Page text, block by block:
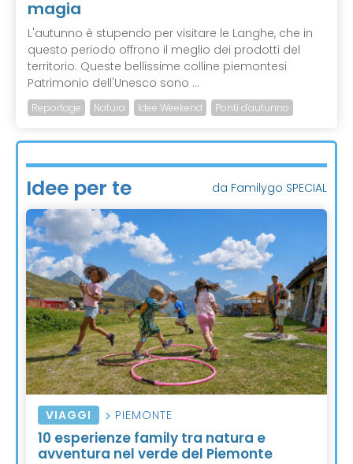
magia
L'autunno è stupendo per visitare le Langhe, che in
questo periodo offrono il meglio dei prodotti del
territorio. Queste bellissime colline piemontesi
Patrimonio dell'Unesco sono ...
Reportage Natura Idee Weekend Ponti d'autunno
Idee per te da Familygo SPECIAL
VIAGGI PIEMONTE
10 esperienze family tra natura e
avventura nel verde del Piemonte